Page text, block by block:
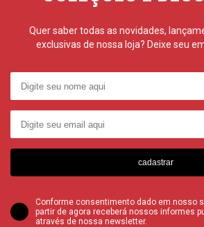
Quer saber todas as novidades,
exclusivas de nossa loja? Deixe seu
cadastrar
Conforme consentimento dado em nosso
partir de agora receberá nossos informes
através de nossa newsletter.